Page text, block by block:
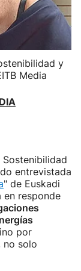
y
Media
entrevistada
" de Euskadi
en responde
por
no solo